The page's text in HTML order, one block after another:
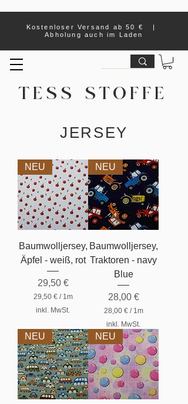
Kostenloser Versand ab 50 € |
Abholung auch im Laden
TESS STOFFE
JERSEY
NEU
Baumwolljersey,
Äpfel - weiß, rot
Preis
29,50 €
29,50 € / 1m
2
9
5
0
€
p
r
o
1
inkl. MwSt.
NEU
Baumwolljersey,
Traktoren - navy
Blue
Preis
28,00 €
28,00 € / 1m
2
8
,
0
0
€
p
r
o
inkl. MwSt.
NEU NEU